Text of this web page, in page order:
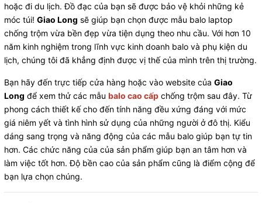
hoặc đi du lịch. Đồ đạc của bạn sẽ được bảo vệ khỏi những kẻ
móc túi! Giao Long sẽ giúp bạn chọn được mẫu balo laptop
chống trộm vừa bền đẹp vừa tiện dụng theo nhu cầu. Với hơn 10
năm kinh nghiệm trong lĩnh vực kinh doanh balo và phụ kiện du
lịch, chúng tôi đã khẳng định được vị thế của mình trên thị trường.
Bạn hãy đến trực tiếp cửa hàng hoặc vào website của Giao
Long để xem thử các mẫu balo cao cấp chống trộm sau đây. Từ
phong cách thiết kế cho đến tính năng đều xứng đáng với mức
giá niêm yết và tình hình sử dụng của những người ở đô thị. Kiểu
dáng sang trọng và năng động của các mẫu balo giúp bạn tự tin
hơn. Các chức năng của của sản phẩm giúp bạn an tâm hơn và
làm việc tốt hơn. Độ bền cao của sản phẩm cũng là điểm cộng để
bạn lựa chọn chúng.